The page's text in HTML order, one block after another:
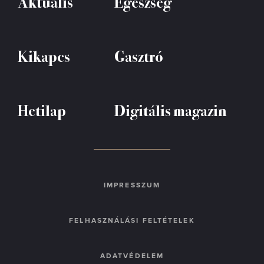
Kikapcs Gasztró
Hetilap Digitális magazin
IMPRESSZUM
FELHASZNÁLÁSI FELTÉTELEK
ADATVÉDELEM